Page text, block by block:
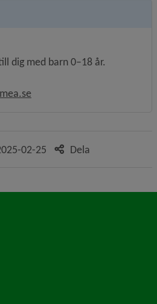
dig med barn 0–18 år.
02-25 Dela
annan webbplats, öppnas i nytt